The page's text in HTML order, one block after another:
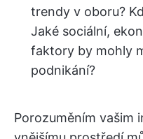
trendy v oboru?
Jaké sociální,
faktory by mohly
podnikání?
Porozuměním vašim